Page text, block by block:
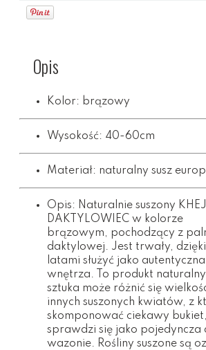
Opis
Kolor: brązowy
Wysokość: 40-60cm
Materiał: naturalny susz
Opis: Naturalnie suszony
DAKTYLOWIEC w kolorze
brązowym, pochodzący z
daktylowej. Jest trwały,
latami służyć jako
wnętrza. To produkt
sztuka może różnić się
innych suszonych kwiatów, z
skomponować ciekawy
sprawdzi się jako pojedyncza
wazonie. Rośliny suszone są